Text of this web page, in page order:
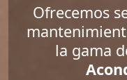
Ofrecemos
la gama